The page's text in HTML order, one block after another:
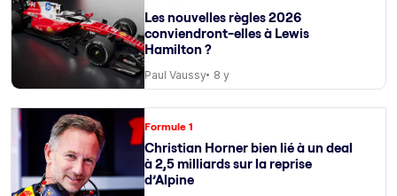
Les nouvelles règles 2026
conviendront-elles à Lewis
Hamilton ?
Paul Vaussy 8 y
Formule 1
Christian Horner bien lié à un deal
à 2,5 milliards sur la reprise
d’Alpine